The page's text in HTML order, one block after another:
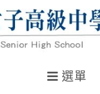
選單